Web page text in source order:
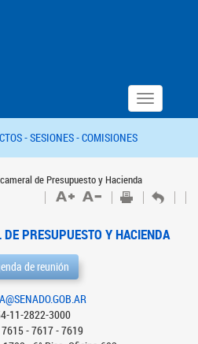
Toggle
navigation
-SESIONES -COMISIONES
de Presupuesto y Hacienda
PRESUPUESTO Y HACIENDA
de reunión
11-2822-3000
- 7617 - 7619